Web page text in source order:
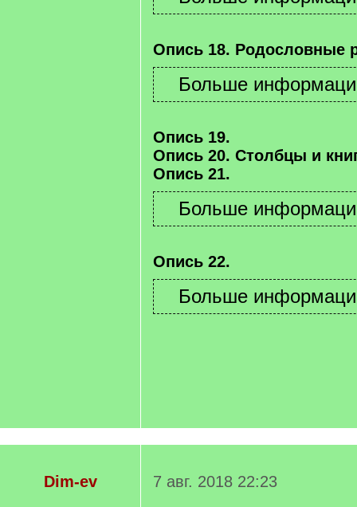
Опись 18. Родословные
Опись 19.
Опись 20. Столбцы и
Опись 21.
Опись 22.
Dim-ev
7 авг. 2018 22:23